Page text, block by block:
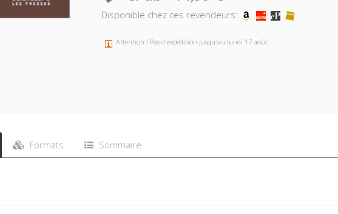
Disponible chez ces revendeurs:
Attention ! Pas d'expédition jusqu'au lundi 17 août
Formats Sommaire